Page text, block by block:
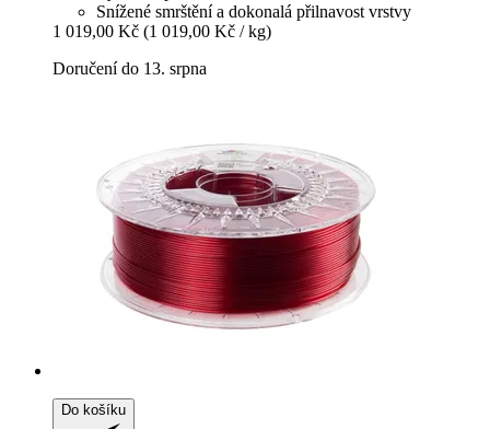
Snížené smrštění a dokonalá přilnavost vrstvy
1 019,00 Kč (1 019,00 Kč / kg)
Doručení do 13. srpna
Do košíku